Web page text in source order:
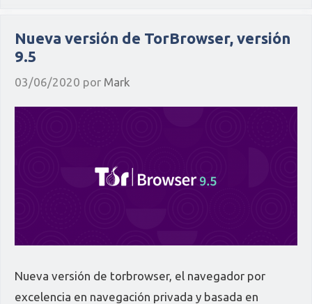
Nueva versión de TorBrowser, versión
9.5
03/06/2020 por Mark
Nueva versión de torbrowser, el navegador por
excelencia en navegación privada y basada en